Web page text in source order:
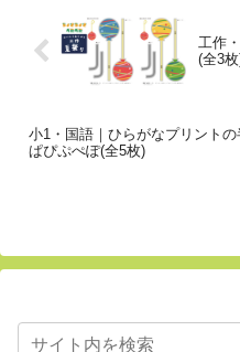
工作
(全3
小1・国語｜ひらがなプリントの
ぱぴぷぺぽ(全5枚)